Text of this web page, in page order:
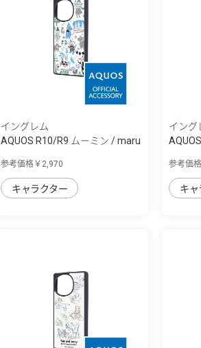
イングレム
AQUOS R10/R9 ムーミン / maru
参考価格￥2,970
キャラクター
イング
参考価
キャ